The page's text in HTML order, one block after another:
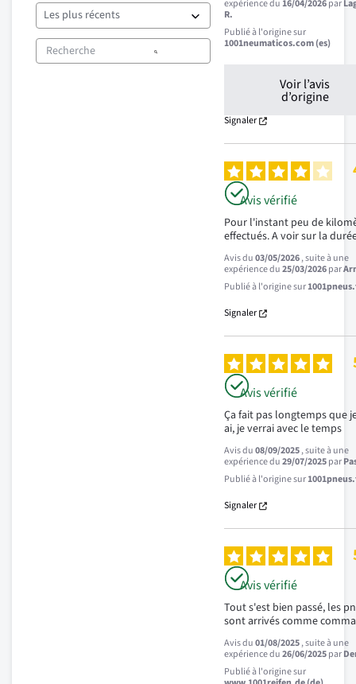
expérience du16/04/2026par
R.
Publié à l'origine sur
1001neumaticos.com (es)
Voir l’avis
d’origine
Signaler
Avis vérifié
Pour l'instant peu de
effectués. A voir sur la
Avis du03/05/2026, suite à une
expérience du25/03/2026par
Publié à l'origine sur
Signaler
Avis vérifié
Ça fait pas longtemps que
ai, je verrai avec le temps
Avis du08/09/2025, suite à une
expérience du29/07/2025par
Publié à l'origine sur
Signaler
Avis vérifié
Tout s'est bien passé, les
sont arrivés comme
Avis du01/08/2025, suite à une
expérience du26/06/2025par
Publié à l'origine sur